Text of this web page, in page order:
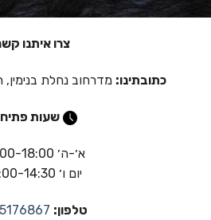
צרו איתנו
כתובתינו: מדרחוב נחלת בנימין, רח'
שעות
א׳-ה׳ 09:00-18:00
יום ו׳ 09:00-14:30
טלפון: